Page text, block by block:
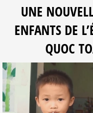
UNE
ENFANTS DE
QUOC